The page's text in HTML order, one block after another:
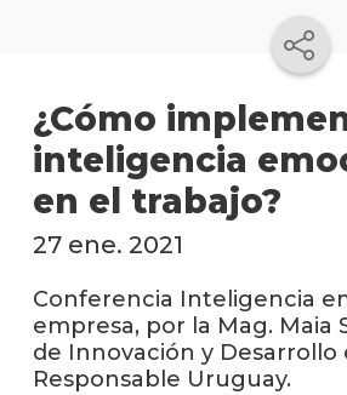
¿Cómo
inteligencia
en el trabajo?
27 ene. 2021
Conferencia Inteligencia
empresa, por la Mag. Maia
de Innovación y Desarrollo
Responsable Uruguay.